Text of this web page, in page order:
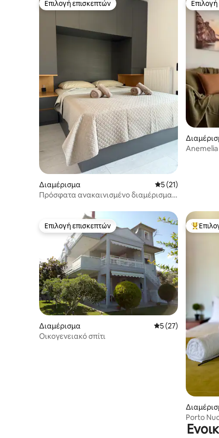
Επιλογή επισκεπτών
Επιλογή επισκεπτών
Διαμέρισμα Μέση βαθμολογία:
5 (21)
Πρόσφατα ανακαινισμένο διαμέρισμα
Επιλογή επισκεπτών
Επιλογή επισκεπτών
Διαμέρισμα Μέση βαθμολογία:
5 (27)
Οικογενειακό σπίτι
Porto